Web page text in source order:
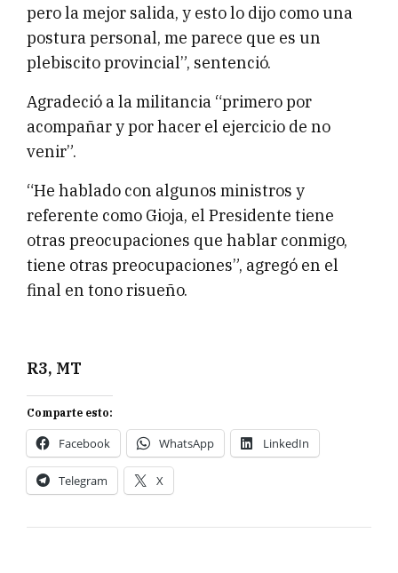
pero la mejor salida, y esto lo dijo como una
postura personal, me parece que es un
plebiscito provincial”, sentenció.
Agradeció a la militancia “primero por
acompañar y por hacer el ejercicio de no
venir”.
“He hablado con algunos ministros y
referente como Gioja, el Presidente tiene
otras preocupaciones que hablar conmigo,
tiene otras preocupaciones”, agregó en el
final en tono risueño.
R3, MT
Comparte esto:
Facebook WhatsApp LinkedIn
Telegram X